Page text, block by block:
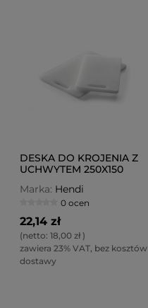
DESKA DO KROJENIA Z
UCHWYTEM 250X150
Marka: Hendi
0 ocen
22,14 zł
(netto: 18,00 zł)
zawiera 23% VAT, bez kosztów
dostawy